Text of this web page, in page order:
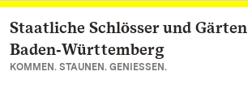
Zum Hauptinhalt springen
Staatliche Schlösser und Gärten
Baden‑Württemberg
KOMMEN. STAUNEN. GENIESSEN.